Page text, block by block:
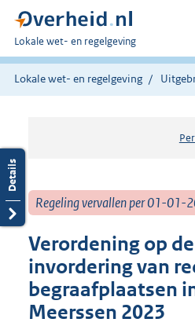
U
bent
hier:
Lokale wet- en regelgeving
Lokale wet- en regelgeving
Regeling vervallen per 01-01-
Verordening op
invordering van
begraafplaatsen
Meerssen 2023